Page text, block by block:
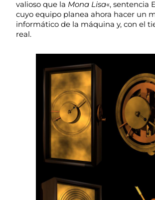
valioso que la Mona Lisa«, sentencia
cuyo equipo planea ahora hacer un
informático de la máquina y, con el
real.